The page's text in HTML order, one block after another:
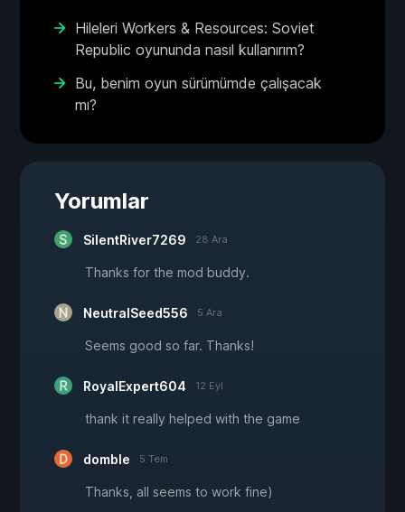
Hileleri Workers & Resources: Soviet
Republic oyununda nasıl kullanırım?
Bu, benim oyun sürümümde çalışacak
mı?
Yorumlar
SilentRiver7269 28 Ara
Thanks for the mod buddy.
NeutralSeed556 5 Ara
Seems good so far. Thanks!
RoyalExpert604 12 Eyl
thank it really helped with the game
domble 5 Tem
Thanks, all seems to work fine)